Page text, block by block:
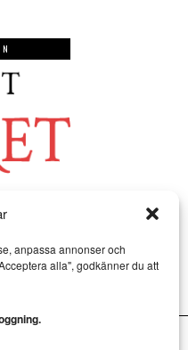
anpassa annonser och
alla", godkänner du att